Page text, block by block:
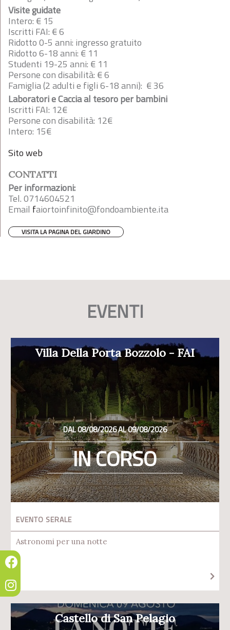
Visite guidate
Intero: € 15
Iscritti FAI: € 6
Ridotto 0-5 anni: ingresso gratuito
Ridotto 6-18 anni: € 11
Studenti 19-25 anni: € 11
Persone con disabilità: € 6
Famiglia (2 adulti e figli 6-18 anni): € 36
Laboratori e Caccia al tesoro per bambini
Iscritti FAI: 12€
Persone con disabilità: 12€
Intero: 15€
Sito web
CONTATTI
Per informazioni:
Tel. 0714604521
Email faiortoinfinito@fondoambiente.ita
VISITA LA PAGINA DEL GIARDINO
EVENTI
Villa Della Porta Bozzolo - FAI
DAL 08/08/2026 AL 09/08/2026
IN CORSO
EVENTO SERALE
Astronomi per una notte
Castello di San Pelagio